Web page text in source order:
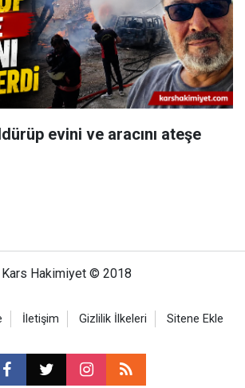
evini ve aracını ateşe
Kars Hakimiyet © 2018
İletişim Gizlilik İlkeleri Sitene Ekle